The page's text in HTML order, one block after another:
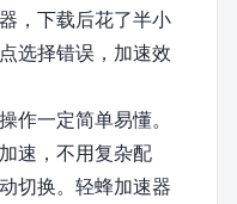
，下载后花了半小
选择错误，加速效
作一定简单易懂。
速，不用复杂配
切换。轻蜂加速器